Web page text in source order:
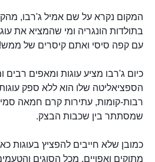
המקום נקרא על שם אמיל ג'רבו,
בתולדות הונגריה ומי שהמציא את
עם קפה סיסי ואתם קיסרים של ממש!
כיום ג'רבו מציע עוגות ומאפים רבים
הספציאליטה שלו הוא ללא ספק
רבות-קומות, עתירות קרם חמאה
שמסתתר בין שכבות הבצק.
כמובן שלא חייבים להפציץ בעוגות
מתוקים ואפויים, מכל הסוגים